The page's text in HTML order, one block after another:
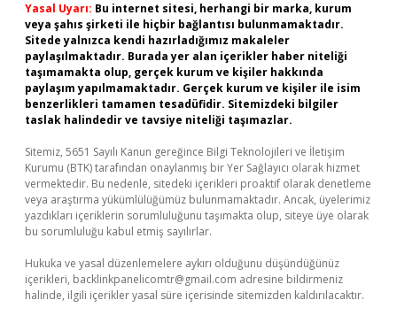
Yasal Uyarı: Bu internet sitesi, herhangi bir marka, kurum
veya şahıs şirketi ile hiçbir bağlantısı bulunmamaktadır.
Sitede yalnızca kendi hazırladığımız makaleler
paylaşılmaktadır. Burada yer alan içerikler haber niteliği
taşımamakta olup, gerçek kurum ve kişiler hakkında
paylaşım yapılmamaktadır. Gerçek kurum ve kişiler ile isim
benzerlikleri tamamen tesadüfidir. Sitemizdeki bilgiler
taslak halindedir ve tavsiye niteliği taşımazlar.
Sitemiz, 5651 Sayılı Kanun gereğince Bilgi Teknolojileri ve İletişim
Kurumu (BTK) tarafından onaylanmış bir Yer Sağlayıcı olarak hizmet
vermektedir. Bu nedenle, sitedeki içerikleri proaktif olarak denetleme
veya araştırma yükümlülüğümüz bulunmamaktadır. Ancak, üyelerimiz
yazdıkları içeriklerin sorumluluğunu taşımakta olup, siteye üye olarak
bu sorumluluğu kabul etmiş sayılırlar.
Hukuka ve yasal düzenlemelere aykırı olduğunu düşündüğünüz
içerikleri, backlinkpanelicomtr@gmail.com adresine bildirmeniz
halinde, ilgili içerikler yasal süre içerisinde sitemizden kaldırılacaktır.